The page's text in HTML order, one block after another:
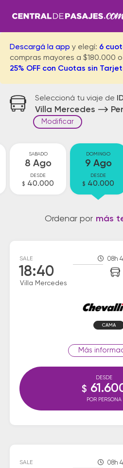
Descargá la app y elegí: 6
compras mayores a $180.000 o
25% OFF con Cuotas sin
Seleccioná tu viaje de
Villa Mercedes
Modificar
SABADO
8 Ago
DESDE
$ 40.000
DOMINGO
9 Ago
DESDE
$ 40.000
Ordenar por más
SALE
18:40
Villa Mercedes
08h
CAMA
DESDE
$
POR PERSONA
SALE 08h